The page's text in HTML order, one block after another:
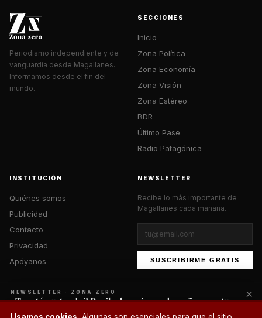
Periodismo independiente y de
vanguardia desde Magallanes.
Informamos desde el fin del
mundo.
SECCIONES
Inicio
Zona Política
Zona Economía
Zona Visión
Zona Estéreo
BDR
Último Pase
Radio Patagónica
INSTITUCIÓN
Quiénes somos
Publicidad
Contacto
Privacidad
Apóyanos
NEWSLETTER
Recibe lo más importante de
Magallanes cada mañana.
SUSCRIBIRME GRATIS
© 2026 Zona Zero Media. Todos los derechos reservados.
NEWSLETTER · ZONA ZERO
¿Te está gustando? Recibe lo mejor cada mañana en tu
correo.
×